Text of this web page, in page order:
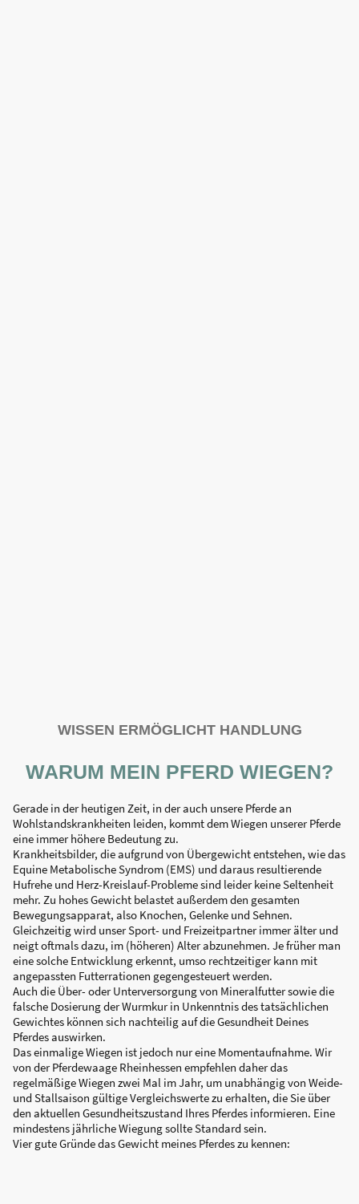
WISSEN ERMÖGLICHT HANDLUNG
WARUM MEIN PFERD WIEGEN?
Gerade in der heutigen Zeit, in der auch unsere Pferde an
Wohlstandskrankheiten leiden, kommt dem Wiegen unserer Pferde
eine immer höhere Bedeutung zu.
Krankheitsbilder, die aufgrund von Übergewicht entstehen, wie das
Equine Metabolische Syndrom (EMS) und daraus resultierende
Hufrehe und Herz-Kreislauf-Probleme sind leider keine Seltenheit
mehr. Zu hohes Gewicht belastet außerdem den gesamten
Bewegungsapparat, also Knochen, Gelenke und Sehnen.
Gleichzeitig wird unser Sport- und Freizeitpartner immer älter und
neigt oftmals dazu, im (höheren) Alter abzunehmen. Je früher man
eine solche Entwicklung erkennt, umso rechtzeitiger kann mit
angepassten Futterrationen gegengesteuert werden.
Auch die Über- oder Unterversorgung von Mineralfutter sowie die
falsche Dosierung der Wurmkur in Unkenntnis des tatsächlichen
Gewichtes können sich nachteilig auf die Gesundheit Deines
Pferdes auswirken.
Das einmalige Wiegen ist jedoch nur eine Momentaufnahme. Wir
von der Pferdewaage Rheinhessen empfehlen daher das
regelmäßige Wiegen zwei Mal im Jahr, um unabhängig von Weide-
und Stallsaison gültige Vergleichswerte zu erhalten, die Sie über
den aktuellen Gesundheitszustand Ihres Pferdes informieren. Eine
mindestens jährliche Wiegung sollte Standard sein.
Vier gute Gründe das Gewicht meines Pferdes zu kennen: